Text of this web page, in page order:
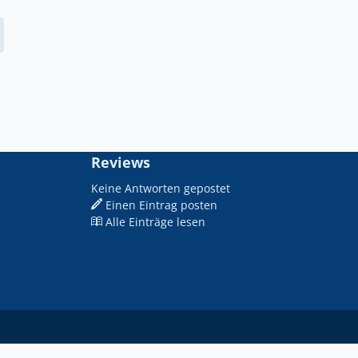
Reviews
Keine Antworten gepostet
Einen Eintrag posten
Alle Einträge lesen